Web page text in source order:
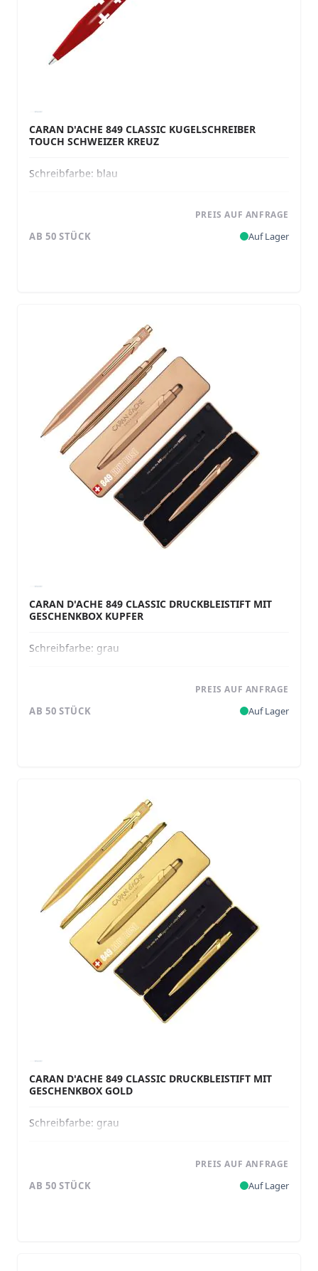
CARAN D'ACHE 849 CLASSIC KUGELSCHREIBER
TOUCH SCHWEIZER KREUZ
Schreibfarbe: blau
PREIS AUF ANFRAGE
AB 50 STÜCK Auf Lager
CARAN D'ACHE 849 CLASSIC DRUCKBLEISTIFT MIT
GESCHENKBOX KUPFER
Schreibfarbe: grau
PREIS AUF ANFRAGE
AB 50 STÜCK Auf Lager
CARAN D'ACHE 849 CLASSIC DRUCKBLEISTIFT MIT
GESCHENKBOX GOLD
Schreibfarbe: grau
PREIS AUF ANFRAGE
AB 50 STÜCK Auf Lager